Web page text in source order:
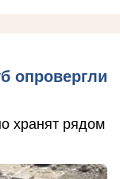
опровергли
хранят рядом